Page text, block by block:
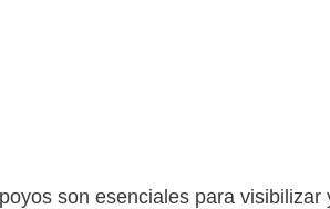
son esenciales para visibilizar